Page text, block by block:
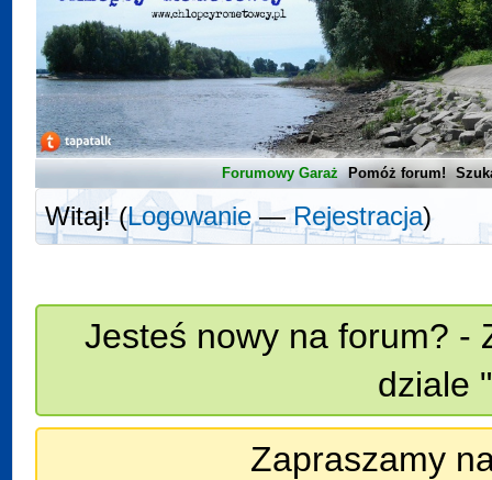
Forumowy Garaż Pomóż forum!
Witaj! (Logowanie—Rejestracja)
Jesteś nowy na forum? -
dziale
Zapraszamy